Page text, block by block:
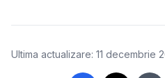
Ultima actualizare: 11 decembrie